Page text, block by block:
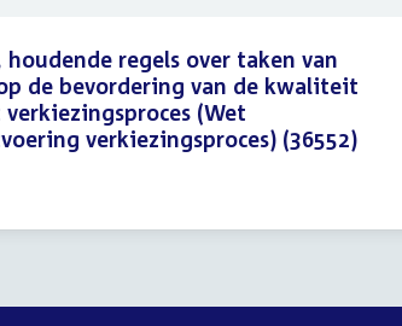
regels over taken van
de bevordering van de kwaliteit
(Wet
verkiezingsproces) (36552)